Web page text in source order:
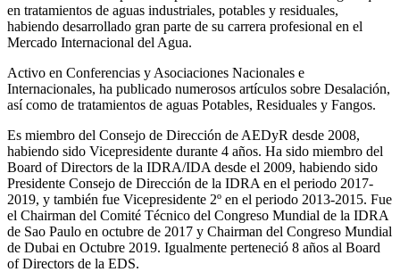
en tratamientos de aguas industriales, potables y residuales,
habiendo desarrollado gran parte de su carrera profesional en el
Mercado Internacional del Agua.
Activo en Conferencias y Asociaciones Nacionales e
Internacionales, ha publicado numerosos artículos sobre Desalación,
así como de tratamientos de aguas Potables, Residuales y Fangos.
Es miembro del Consejo de Dirección de AEDyR desde 2008,
habiendo sido Vicepresidente durante 4 años. Ha sido miembro del
Board of Directors de la IDRA/IDA desde el 2009, habiendo sido
Presidente Consejo de Dirección de la IDRA en el periodo 2017-
2019, y también fue Vicepresidente 2º en el periodo 2013-2015. Fue
el Chairman del Comité Técnico del Congreso Mundial de la IDRA
de Sao Paulo en octubre de 2017 y Chairman del Congreso Mundial
de Dubai en Octubre 2019. Igualmente perteneció 8 años al Board
of Directors de la EDS.